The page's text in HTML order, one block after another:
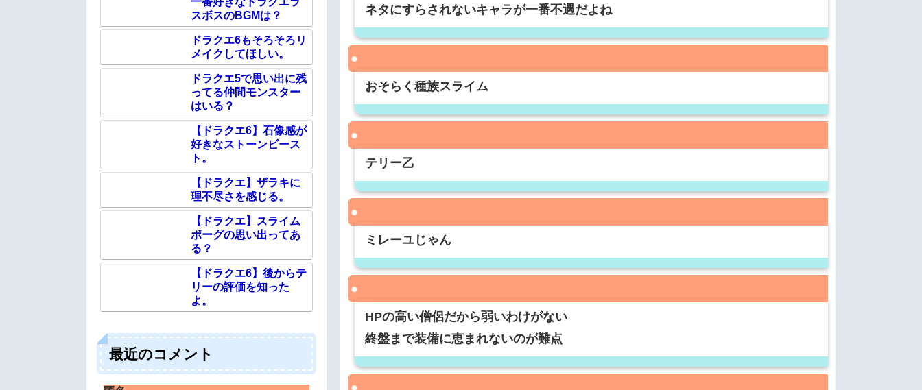
ネタにすらされないキャラが一番不遇だよね
おそらく種族スライム
テリー乙
ミレーユじゃん
HPの高い僧侶だから弱いわけがない
終盤まで装備に恵まれないのが難点
スボスのBGMは？
ドラクエ6もそろそろリ
メイクしてほしい。
ドラクエ5で思い出に残
ってる仲間モンスター
はいる？
【ドラクエ6】石像感が
好きなストーンビース
ト。
【ドラクエ】ザラキに
理不尽さを感じる。
【ドラクエ】スライム
ボーグの思い出ってあ
る？
【ドラクエ6】後からテ
リーの評価を知った
よ。
最近のコメント